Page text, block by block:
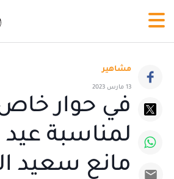
مشاهير
13 مارس 2023
في حوار
لمناسبة عيد
مانع سعيد